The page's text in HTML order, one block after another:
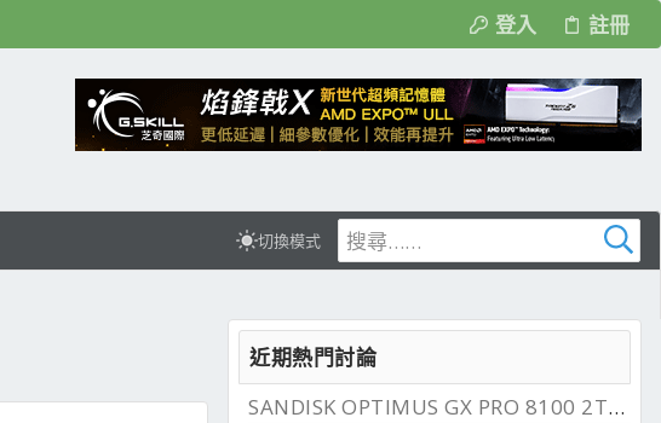
登入 註冊
切換模式
近期熱門討論
SANDISK OPTIMUS GX PRO 8100 2TB 與 850X 2TB 開箱, PCIe 5.0 與 4.0 效能比較